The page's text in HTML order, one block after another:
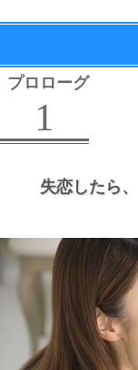
プロローグ
1
失恋したら、